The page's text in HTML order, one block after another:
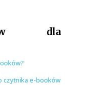
dla
czytnika e-booków